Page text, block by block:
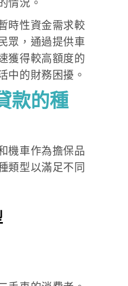
情況。
時性資金需求較
眾，通過提供車
獲得較高額度的
中的財務困擾。
款的種
機車作為擔保品
類型以滿足不同